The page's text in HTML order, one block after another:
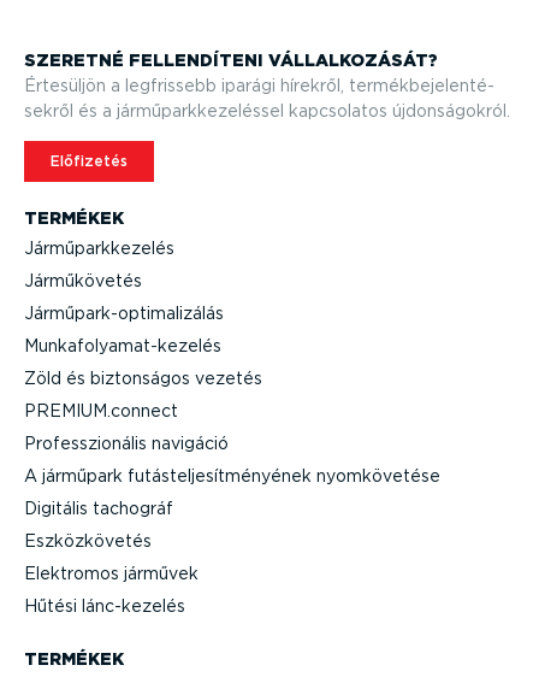
TERMÉKEK
Jármű­park­ke­zelés
Jármű­kö­vetés
Jármű­park-op­ti­ma­li­zálás
Munka­fo­lya­mat-­ke­zelés
Zöld és biztonságos vezetés
PREMIUM.connect
Professzi­o­nális navigáció
A járműpark futás­tel­je­sít­mé­nyének nyomkö­vetése
Digitális tachográf
Eszköz­kö­vetés
Elektromos járművek
Hűtési lánc-­ke­zelés
TERMÉKEK
SZERETNÉ FELLEN­DÍTENI VÁLLAL­KO­ZÁSÁT?
Értesüljön a legfrissebb iparági hírekről, termék­be­je­len­té­
sekről és a jármű­park­ke­ze­léssel kapcsolatos újdon­sá­gokról.
Előfizetés